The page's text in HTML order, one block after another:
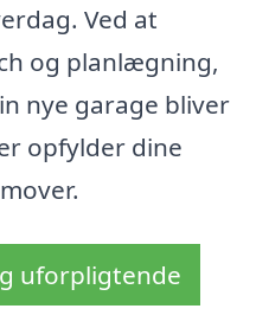
Ved at
og planlægning,
nye garage bliver
opfylder dine
uforpligtende